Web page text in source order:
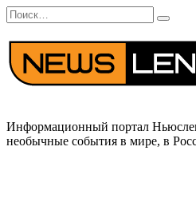
Перейти
к
содержанию
Search
for:
Информационный портал
необычные события в мире, в